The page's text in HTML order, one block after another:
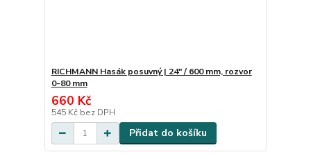
RICHMANN Hasák posuvný | 24" / 600 mm, rozvor
0-80 mm
660 Kč
545 Kč bez DPH
Přidat do košíku